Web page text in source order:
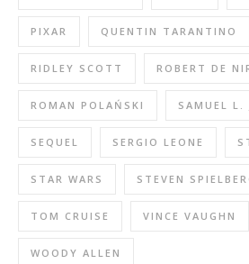
PIXAR QUENTIN TARANTINO
RIDLEY SCOTT ROBERT DE
ROMAN POLAŃSKI SAMUEL L.
SEQUEL SERGIO LEONE
STAR WARS STEVEN
TOM CRUISE VINCE VAUGHN
WOODY ALLEN